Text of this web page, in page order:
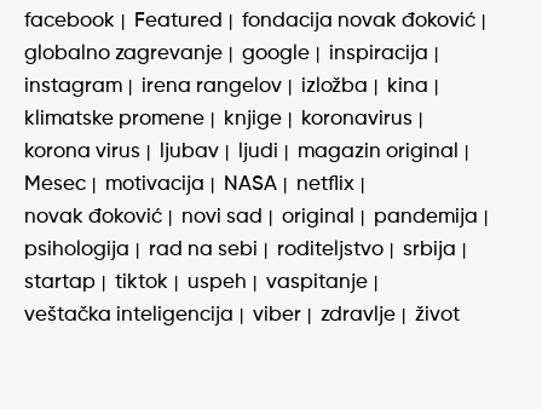
facebook
Featured
fondacija novak đoković
globalno zagrevanje
google
inspiracija
instagram
irena rangelov izložba
kina
klimatske promene
knjige
koronavirus
korona virus
ljubav ljudi
magazin original
Mesec
motivacija NASA
netflix
novak đoković
novi sad original
pandemija
psihologija
rad na sebi roditeljstvo
srbija
startap
tiktok uspeh
vaspitanje
veštačka inteligencija
viber zdravlje život